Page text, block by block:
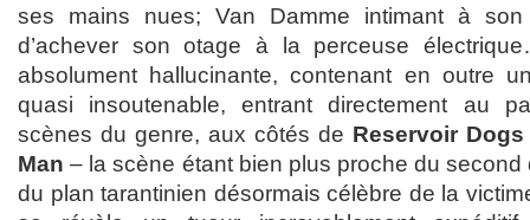
ses mains nues; Van Damme intimant à son
d’achever son otage à la perceuse
absolument hallucinante, contenant en outre
quasi insoutenable, entrant directement au
scènes du genre, aux côtés de Reservoir Dogs
Man – la scène étant bien plus proche du second
du plan tarantinien désormais célèbre de la